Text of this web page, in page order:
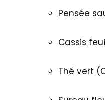
Pensée
Cassis
Thé vert